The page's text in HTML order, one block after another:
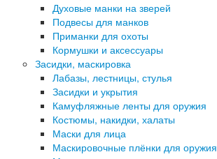
Духовые манки на зверей
Подвесы для манков
Приманки для охоты
Кормушки и аксессуары
Засидки, маскировка
Лабазы, лестницы, стулья
Засидки и укрытия
Камуфляжные ленты для оружия
Костюмы, накидки, халаты
Маски для лица
Маскировочные плёнки для оружия